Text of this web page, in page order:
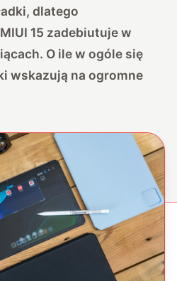
dlatego
15 zadebiutuje w
O ile w ogóle się
wskazują na ogromne